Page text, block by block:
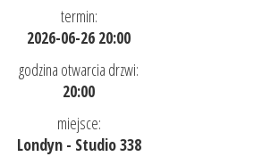
termin:
2026-06-26 20:00
godzina otwarcia drzwi:
20:00
miejsce:
Londyn - Studio 338